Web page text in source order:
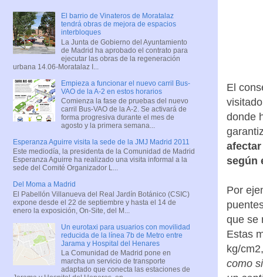
El
donde
según
Por
que se
Estas
kg/
como
El barrio de Vinateros de Moratalaz
tendrá obras de mejora de espacios
interbloques
La Junta de Gobierno del Ayuntamiento
de Madrid ha aprobado el contrato para
ejecutar las obras de la regeneración
urbana 14.06-Moratalaz I...
Empieza a funcionar el nuevo carril Bus-
VAO de la A-2 en estos horarios
Comienza la fase de pruebas del nuevo
carril Bus-VAO de la A-2. Se activará de
forma progresiva durante el mes de
agosto y la primera semana...
Esperanza Aguirre visita la sede de la JMJ Madrid 2011
Este mediodía, la presidenta de la Comunidad de Madrid
Esperanza Aguirre ha realizado una visita informal a la
sede del Comité Organizador L...
Del Moma a Madrid
El Pabellón Villanueva del Real Jardín Botánico (CSIC)
expone desde el 22 de septiembre y hasta el 14 de
enero la exposición, On-Site, del M...
Un eurotaxi para usuarios con movilidad
reducida de la línea 7b de Metro entre
Jarama y Hospital del Henares
La Comunidad de Madrid pone en
marcha un servicio de transporte
adaptado que conecta las estaciones de